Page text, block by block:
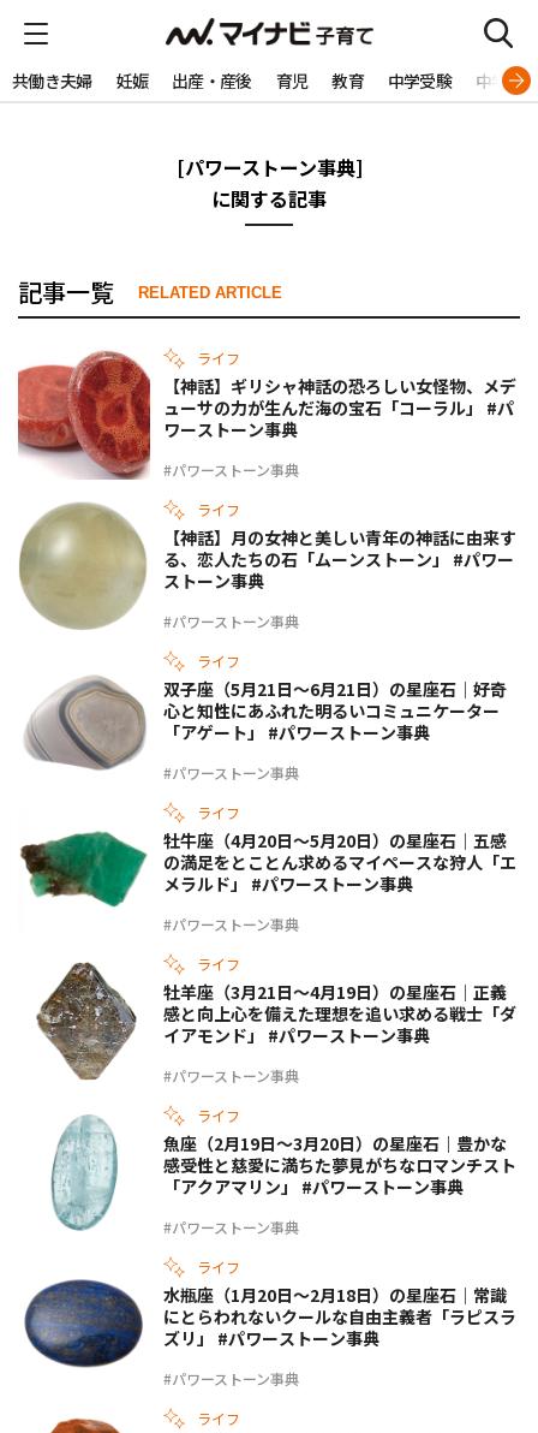
共働き夫婦 妊娠 出産・産後 育児 教育 中学受験 中学生
[パワーストーン事典]
に関する記事
記事一覧 RELATED ARTICLE
ライフ
#パワーストーン事典
【神話】ギリシャ神話の恐ろしい女怪物、メデ
ューサの力が生んだ海の宝石「コーラル」 #パ
ワーストーン事典
ライフ
#パワーストーン事典
【神話】月の女神と美しい青年の神話に由来す
る、恋人たちの石「ムーンストーン」 #パワー
ストーン事典
ライフ
#パワーストーン事典
双子座（5月21日〜6月21日）の星座石｜好奇
心と知性にあふれた明るいコミュニケーター
「アゲート」 #パワーストーン事典
ライフ
#パワーストーン事典
牡牛座（4月20日〜5月20日）の星座石｜五感
の満足をとことん求めるマイペースな狩人「エ
メラルド」 #パワーストーン事典
ライフ
#パワーストーン事典
牡羊座（3月21日〜4月19日）の星座石｜正義
感と向上心を備えた理想を追い求める戦士「ダ
イアモンド」 #パワーストーン事典
ライフ
#パワーストーン事典
魚座（2月19日〜3月20日）の星座石｜豊かな
感受性と慈愛に満ちた夢見がちなロマンチスト
「アクアマリン」 #パワーストーン事典
ライフ
#パワーストーン事典
水瓶座（1月20日〜2月18日）の星座石｜常識
にとらわれないクールな自由主義者「ラピスラ
ズリ」 #パワーストーン事典
ライフ